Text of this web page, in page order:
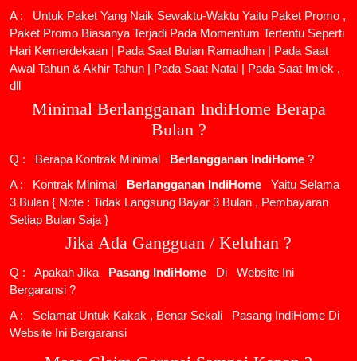
A : Untuk Paket Yang Naik Sewaktu-Waktu Yaitu Paket Promo ,
Paket Promo Biasanya Terjadi Pada Momentum Tertentu Seperti
Hari Kemerdekaan | Pada Saat Bulan Ramadhan | Pada Saat
Awal Tahun & Akhir Tahun | Pada Saat Natal | Pada Saat Imlek ,
dll
Minimal Berlangganan IndiHome Berapa
Bulan ?
Q : Berapa Kontrak Minimal Berlangganan IndiHome ?
A : Kontrak Minimal
Berlangganan IndiHome
Yaitu Selama
3 Bulan { Note : Tidak Langsung Bayar 3 Bulan , Pembayaran
Setiap Bulan Saja }
Jika Ada Gangguan / Keluhan ?
Q : Apakah Jika Pasang IndiHome Di
Website Ini
Bergaransi ?
A : Selamat Untuk Kakak , Benar Sekali
Pasang IndiHome Di
Website Ini Bergaransi